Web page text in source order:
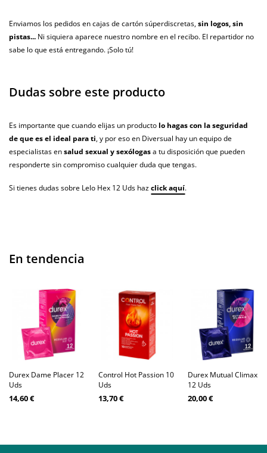
Enviamos los pedidos en cajas de cartón súperdiscretas,sin logos, sin
pistas... Ni siquiera aparece nuestro nombre en el recibo. El repartidor no
sabe lo que está entregando. ¡Solo tú!
Dudas sobre este producto
Es importante que cuando elijas un producto lo hagas con la seguridad
de que es el ideal para ti, y por eso en Diversual hay un equipo de
especialistas ensalud sexual y sexólogasa tu disposición que pueden
responderte sin compromiso cualquier duda que tengas.
Si tienes dudas sobre Lelo Hex 12 Uds hazclick aquí.
En tendencia
Durex Dame Placer 12
Uds
14,60 €
Control Hot Passion 10
Uds
13,70 €
Durex Mutual Climax
12 Uds
20,00 €